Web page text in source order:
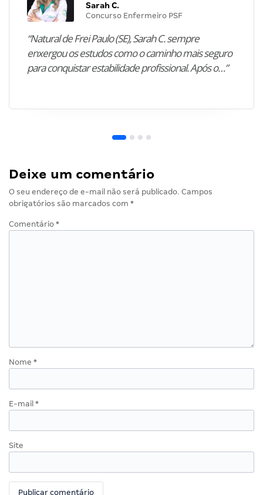
Sarah C.
Concurso Enfermeiro PSF
“Natural de Frei Paulo (SE), Sarah C. sempre
enxergou os estudos como o caminho mais seguro
para conquistar estabilidade profissional. Após o…”
Deixe um comentário
O seu endereço de e-mail não será publicado. Campos
obrigatórios são marcados com *
Comentário *
Nome *
E-mail *
Site